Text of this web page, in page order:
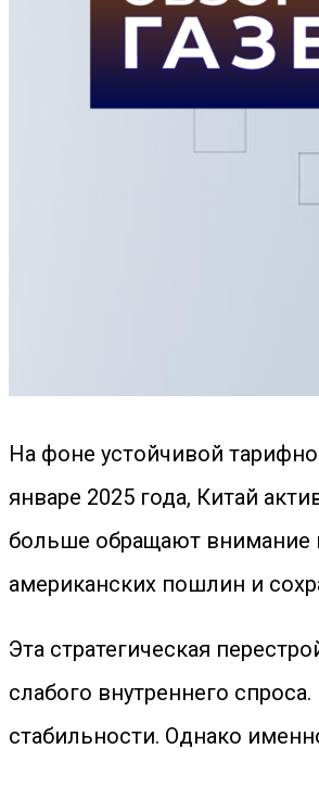
На фоне устойчивой
январе 2025 года, Китай
больше обращают внимание
американских пошлин и
Эта стратегическая
слабого внутреннего
стабильности. Однако